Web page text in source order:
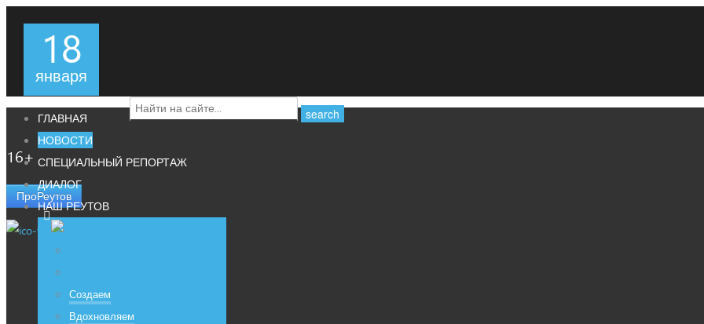
16+
ПроРеутов
ГЛАВНАЯ
НОВОСТИ
СПЕЦИАЛЬНЫЙ РЕПОРТАЖ
ДИАЛОГ
НАШ РЕУТОВ
Создаем
Вдохновляем
18
января